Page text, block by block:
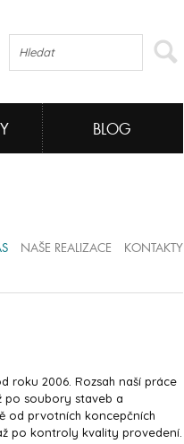
BLOG
NAŠE REALIZACE KONTAKTY
roku 2006. Rozsah naší práce
po soubory staveb a
od prvotních koncepčních
po kontroly kvality provedení.